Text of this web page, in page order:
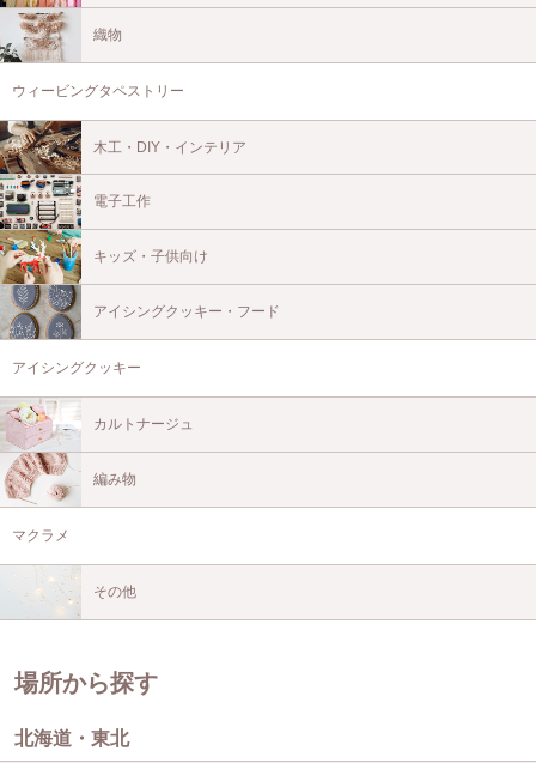
織物
ウィービングタペストリー
木工・DIY・インテリア
電子工作
キッズ・子供向け
アイシングクッキー・フード
アイシングクッキー
カルトナージュ
編み物
マクラメ
その他
場所から探す
北海道・東北